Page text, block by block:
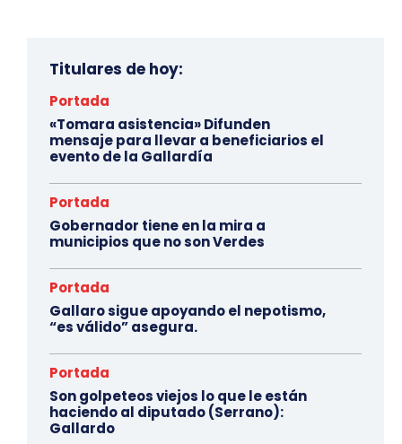
Titulares de hoy:
Portada
«Tomara asistencia» Difunden
mensaje para llevar a beneficiarios el
evento de la Gallardía
Portada
Gobernador tiene en la mira a
municipios que no son Verdes
Portada
Gallaro sigue apoyando el nepotismo,
“es válido” asegura.
Portada
Son golpeteos viejos lo que le están
haciendo al diputado (Serrano):
Gallardo